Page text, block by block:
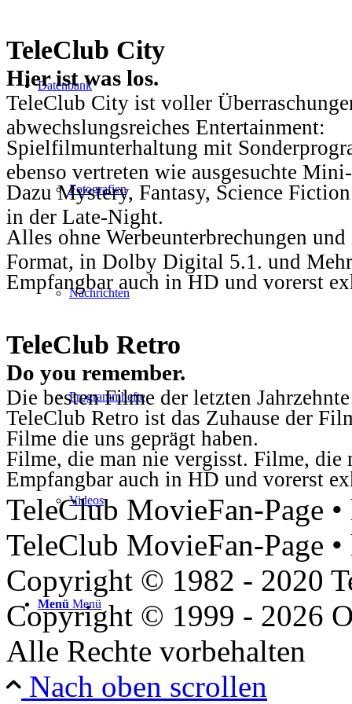
Datenbank
Fotografien
Nachrichten
Programmhefte
Videos
Menü Menü
TeleClub City
Hier ist was los.
TeleClub City ist voller
abwechslungsreiches Entertainment:
Spielfilmunterhaltung mit
ebenso vertreten wie ausgesuchte
Dazu Mystery, Fantasy, Science
in der Late-Night.
Alles ohne Werbeunterbrechungen
Format, in Dolby Digital 5.1. und
Empfangbar auch in HD und vorerst
TeleClub Retro
Do you remember.
Die besten Filme der letzten
TeleClub Retro ist das Zuhause der
Filme die uns geprägt haben.
Filme, die man nie vergisst. Filme, die
Empfangbar auch in HD und vorerst
TeleClub MovieFan-Page
TeleClub MovieFan-Page
Copyright © 1982 - 2020
Copyright © 1999 - 2026
Alle Rechte vorbehalten
Nach oben scrollen